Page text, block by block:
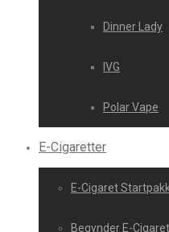
Dinner Lady
IVG
Polar Vape
E-Cigaretter
E-Cigaret
Begynder E-Cigaret